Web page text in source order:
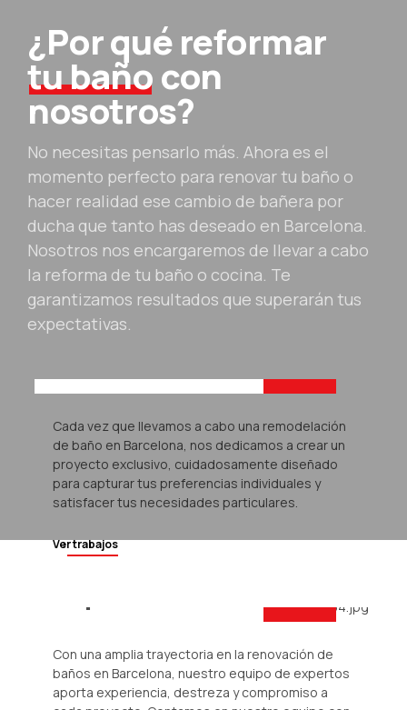
7
8
9
0
¿Por qué reformar
tu bañocon
nosotros?
No necesitas pensarlo más. Ahora es el
momento perfecto para renovar tu baño o
hacer realidad ese cambio de bañera por
ducha que tanto has deseado en Barcelona.
Nosotros nos encargaremos de llevar a cabo
la reforma de tu baño o cocina. Te
garantizamos resultados que superarán tus
expectativas.
Cada vez que llevamos a cabo una remodelación
de baño en Barcelona, nos dedicamos a crear un
proyecto exclusivo, cuidadosamente diseñado
para capturar tus preferencias individuales y
satisfacer tus necesidades particulares.
Ver trabajos
Con una amplia trayectoria en la renovación de
baños en Barcelona, nuestro equipo de expertos
aporta experiencia, destreza y compromiso a